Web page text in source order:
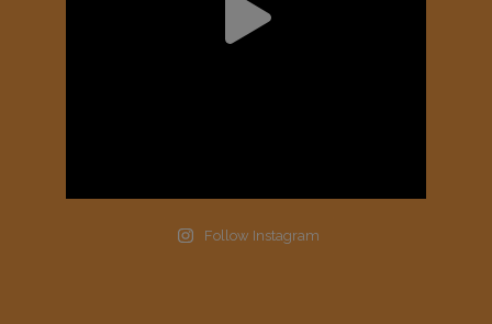
Follow Instagram